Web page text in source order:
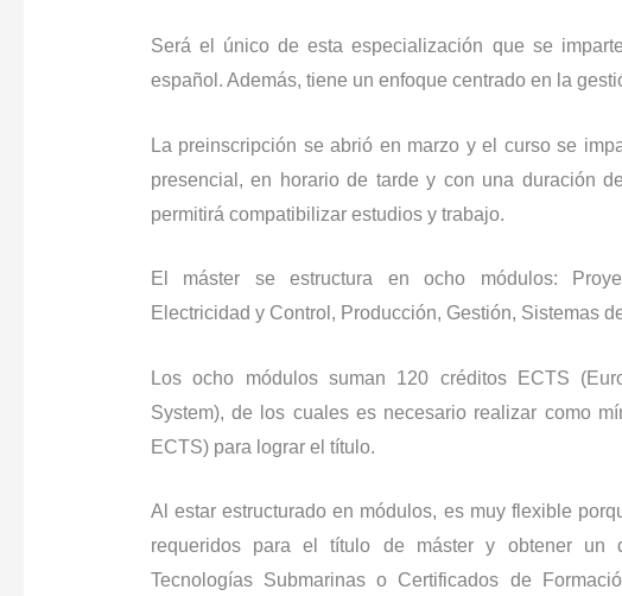
Será el único de esta especialización que se
español. Además, tiene un enfoque centrado en la
La preinscripción se abrió en marzo y el curso se
presencial, en horario de tarde y con una duración
permitirá compatibilizar estudios y trabajo.
El máster se estructura en ocho módulos:
Electricidad y Control, Producción, Gestión, Sistemas
Los ocho módulos suman 120 créditos ECTS
System), de los cuales es necesario realizar como
ECTS) para lograr el título.
Al estar estructurado en módulos, es muy flexible
requeridos para el título de máster y obtener un
Tecnologías Submarinas o Certificados de